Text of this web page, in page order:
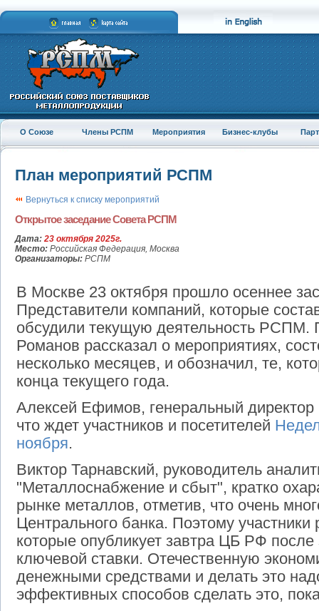
О Союзе Члены РСПМ Мероприятия Бизнес-клубы
План мероприятий РСПМ
Вернуться к списку мероприятий
Oткрытое заседание Совета РСПМ
Дата: 23 октября 2025г.
Место: Российская Федерация, Москва
Организаторы: РСПМ
В Москве 23 октября прошло осеннее
Представители компаний, которые
обсудили текущую деятельность РСПМ.
Романов рассказал о мероприятиях,
несколько месяцев, и обозначил, те,
конца текущего года.
Алексей Ефимов, генеральный
что ждет участников и посетителей
ноября.
Виктор Тарнавский, руководитель
"Металлоснабжение и сбыт", кратко
рынке металлов, отметив, что очень
Центрального банка. Поэтому участники
которые опубликует завтра ЦБ РФ
ключевой ставки. Отечественную
денежными средствами и делать это
эффективных способов сделать это,